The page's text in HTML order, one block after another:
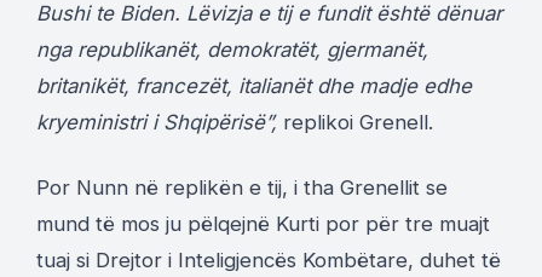
Bushi te Biden. Lëvizja e tij e fundit është dënuar
nga republikanët, demokratët, gjermanët,
britanikët, francezët, italianët dhe madje edhe
kryeministri i Shqipërisë”, replikoi Grenell.
Por Nunn në replikën e tij, i tha Grenellit se
mund të mos ju pëlqejnë Kurti por për tre muajt
tuaj si Drejtor i Inteligjencës Kombëtare, duhet të